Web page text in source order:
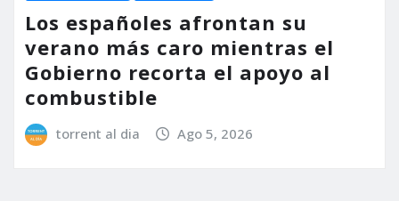
Los españoles afrontan su
verano más caro mientras el
Gobierno recorta el apoyo al
combustible
torrent al dia Ago 5, 2026